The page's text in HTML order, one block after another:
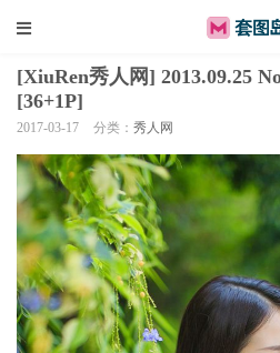
[XiuRen秀人网] 2013.09.25
[36+1P]
2017-03-17 分类： 秀人网